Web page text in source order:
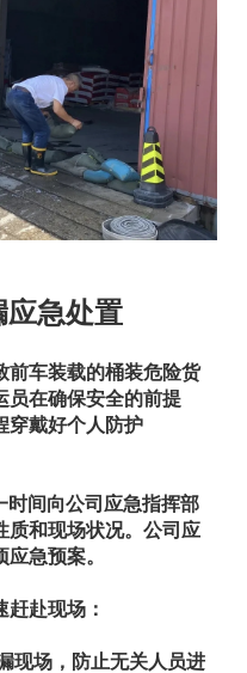
应急处置
前车装载的桶装危险货
员在确保安全的前提
穿戴好个人防护
时间向公司应急指挥部
质和现场状况。公司应
急预案。
赴现场：
现场，防止无关人员进